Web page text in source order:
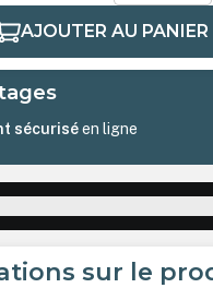
AJOUTER AU PANIER
sécuriséen ligne
sur le